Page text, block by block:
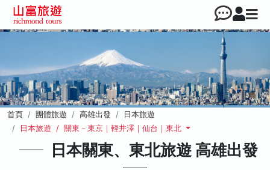
首頁 團體旅遊 高雄出發
日本旅遊
日本旅遊 / 關東－東京｜輕井澤｜仙台｜東北
日本關東、東北旅遊 高雄出發